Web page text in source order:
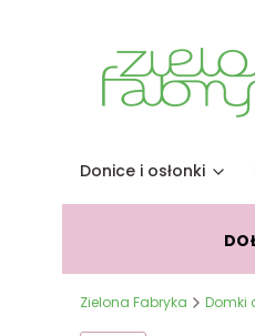
Donice i osłonki
Zielona Fabryka Domki